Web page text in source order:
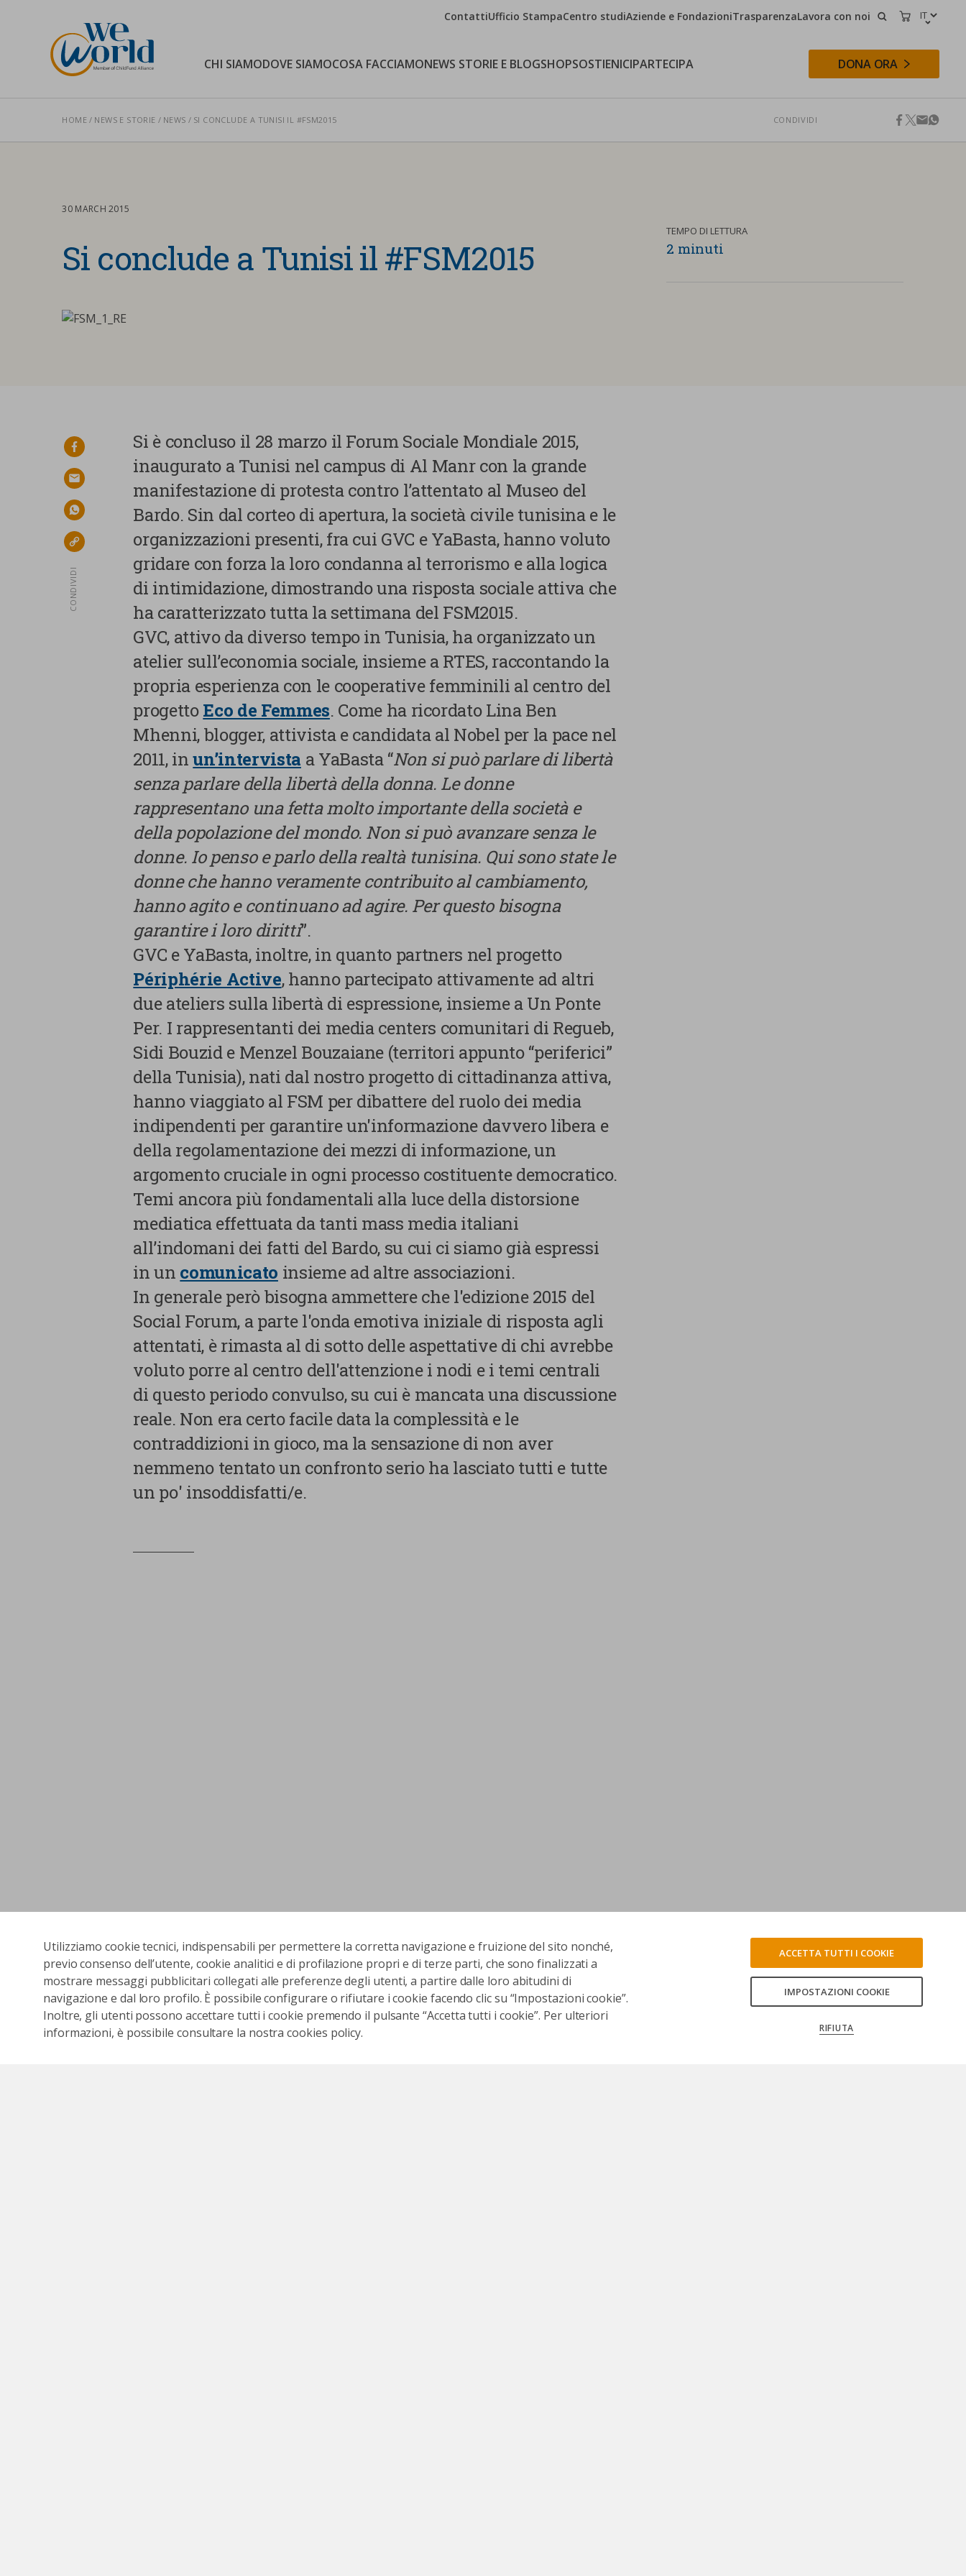
WeWorld Onlus CHI SIAMODOVE SIAMOCOSA FACCIAMONEWS STORIE E BLOGSHOPSOSTIENICIPARTECIPA
ContattiUfficio StampaCentro studiAziende e FondazioniTrasparenzaLavora con noi CERCACARRELLO
DONA ORA
Cerca nel sito
Utilizziamo cookie tecnici, indispensabili per permettere la corretta navigazione e fruizione del sito nonché,
previo consenso dell’utente, cookie analitici e di profilazione propri e di terze parti, che sono finalizzati a
mostrare messaggi pubblicitari collegati alle preferenze degli utenti, a partire dalle loro abitudini di
navigazione e dal loro profilo. È possibile configurare o rifiutare i cookie facendo clic su “Impostazioni cookie”.
Inoltre, gli utenti possono accettare tutti i cookie premendo il pulsante “Accetta tutti i cookie”. Per ulteriori
informazioni, è possibile consultare la nostra cookies policy.
IMPOSTAZIONI COOKIE
RIFIUTA
ACCETTA TUTTI I COOKIE
Centro preferenze sulla privacy
La tua privacy
profilazione propri e di terze parti, che sono finalizzati a mostrare messaggi
pubblicitari collegati alle preferenze degli utenti, a partire dalle loro abitudini di
navigazione e dal loro profilo. È possibile configurare o rifiutare i cookie facendo
clic su “Impostazioni cookie”. Inoltre, gli utenti possono accettare tutti i cookie
premendo il pulsante “Accetta tutti i cookie”. Per ulteriori informazioni, è possibile
consultare la nostra cookies policy.
Cookie
strettamente
necessari
Cookie di marketing
Cookie di terze parti
CONFERMA LE MIE SCELTE
HOME NEWS E STORIE NEWS SI CONCLUDE A TUNISI IL #FSM2015 CONDIVIDI facebook
twitter
email
30 MARCH 2015
Si conclude a Tunisi il #FSM2015
TEMPO DI LETTURA
2 minuti
CONDIVIDI
facebook
email
whatsapp
link
Si è concluso il 28 marzo il Forum Sociale Mondiale 2015,
inaugurato a Tunisi nel campus di Al Manr con la grande
manifestazione di protesta contro l’attentato al Museo del
Bardo. Sin dal corteo di apertura, la società civile tunisina e le
organizzazioni presenti, fra cui GVC e YaBasta, hanno voluto
gridare con forza la loro condanna al terrorismo e alla logica
di intimidazione, dimostrando una risposta sociale attiva che
ha caratterizzato tutta la settimana del FSM2015.
GVC, attivo da diverso tempo in Tunisia, ha organizzato un
atelier sull’economia sociale, insieme a RTES, raccontando la
propria esperienza con le cooperative femminili al centro del
progettoEco de Femmes. Come ha ricordato Lina Ben
Mhenni, blogger, attivista e candidata al Nobel per la pace nel
2011, inun’intervista a YaBasta “Non si può parlare di libertà
senza parlare della libertà della donna. Le donne
rappresentano una fetta molto importante della società e
della popolazione del mondo. Non si può avanzare senza le
donne. Io penso e parlo della realtà tunisina. Qui sono state le
donne che hanno veramente contribuito al cambiamento,
hanno agito e continuano ad agire. Per questo bisogna
garantire i loro diritti”.
GVC e YaBasta, inoltre, in quanto partners nel progetto
Périphérie Active, hanno partecipato attivamente ad altri
due ateliers sulla libertà di espressione, insieme a Un Ponte
Per. I rappresentanti dei media centers comunitari di Regueb,
Sidi Bouzid e Menzel Bouzaiane (territori appunto “periferici”
della Tunisia), nati dal nostro progetto di cittadinanza attiva,
hanno viaggiato al FSM per dibattere del ruolo dei media
indipendenti per garantire un'informazione davvero libera e
della regolamentazione dei mezzi di informazione, un
argomento cruciale in ogni processo costituente democratico.
Temi ancora più fondamentali alla luce della distorsione
mediatica effettuata da tanti mass media italiani
all’indomani dei fatti del Bardo, su cui ci siamo già espressi
in un comunicato insieme ad altre associazioni.
In generale però bisogna ammettere che l'edizione 2015 del
Social Forum, a parte l'onda emotiva iniziale di risposta agli
attentati, è rimasta al di sotto delle aspettative di chi avrebbe
voluto porre al centro dell'attenzione i nodi e i temi centrali
di questo periodo convulso, su cui è mancata una discussione
reale. Non era certo facile data la complessità e le
contraddizioni in gioco, ma la sensazione di non aver
nemmeno tentato un confronto serio ha lasciato tutti e tutte
un po' insoddisfatti/e.